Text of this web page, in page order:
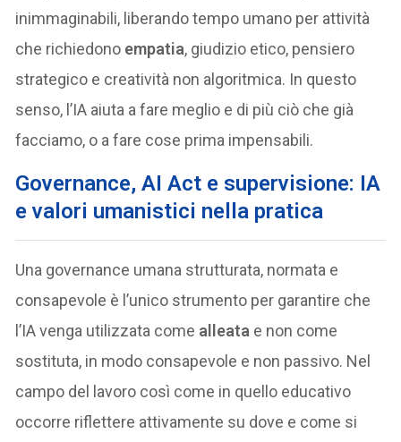
inimmaginabili, liberando tempo umano per attività
che richiedono empatia, giudizio etico, pensiero
strategico e creatività non algoritmica. In questo
senso, l’IA aiuta a fare meglio e di più ciò che già
facciamo, o a fare cose prima impensabili.
Governance, AI Act e supervisione: IA
e valori umanistici nella pratica
Una governance umana strutturata, normata e
consapevole è l’unico strumento per garantire che
l’IA venga utilizzata come alleata e non come
sostituta, in modo consapevole e non passivo. Nel
campo del lavoro così come in quello educativo
occorre riflettere attivamente su dove e come si